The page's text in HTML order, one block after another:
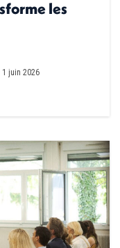
les
1 juin 2026